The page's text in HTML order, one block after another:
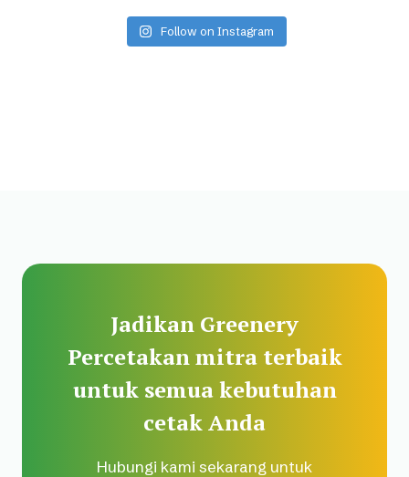
Follow on Instagram
Jadikan Greenery
Percetakan mitra terbaik
untuk semua kebutuhan
cetak Anda
Hubungi kami sekarang untuk